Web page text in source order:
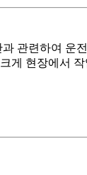
관련하여 운
게 현장에서